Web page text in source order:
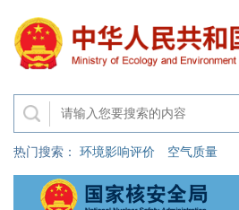
热门搜索： 环境影响评价 空气质量